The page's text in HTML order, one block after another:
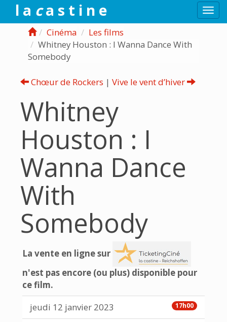
l a ca s t i n e
Cinéma
Les films
Whitney Houston : I Wanna Dance With
Somebody
Chœur de Rockers | Vive le vent d’hiver
Whitney
Houston : I
Wanna Dance
With
Somebody
La vente en ligne sur
n'est pas encore (ou plus) disponible pour
ce film.
17h00
jeudi 12 janvier 2023